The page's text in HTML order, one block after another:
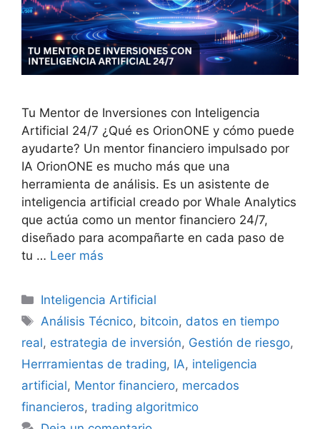
Tu Mentor de Inversiones con Inteligencia
Artificial 24/7 ¿Qué es OrionONE y cómo puede
ayudarte? Un mentor financiero impulsado por
IA OrionONE es mucho más que una
herramienta de análisis. Es un asistente de
inteligencia artificial creado por Whale Analytics
que actúa como un mentor financiero 24/7,
diseñado para acompañarte en cada paso de
tu … Leer más
Categorías
Inteligencia Artificial
Etiquetas
Análisis Técnico, bitcoin, datos en tiempo
real, estrategia de inversión, Gestión de riesgo,
Herrramientas de trading, IA, inteligencia
artificial, Mentor financiero, mercados
financieros, trading algoritmico